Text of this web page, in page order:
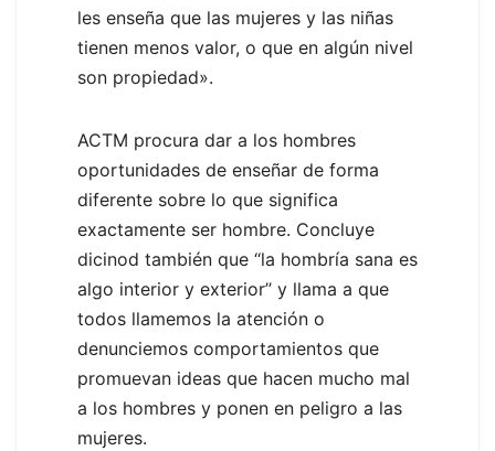
les enseña que las mujeres y las niñas
tienen menos valor, o que en algún nivel
son propiedad».
ACTM procura dar a los hombres
oportunidades de enseñar de forma
diferente sobre lo que significa
exactamente ser hombre. Concluye
dicinod también que ‘‘la hombría sana es
algo interior y exterior’’ y llama a que
todos llamemos la atención o
denunciemos comportamientos que
promuevan ideas que hacen mucho mal
a los hombres y ponen en peligro a las
mujeres.